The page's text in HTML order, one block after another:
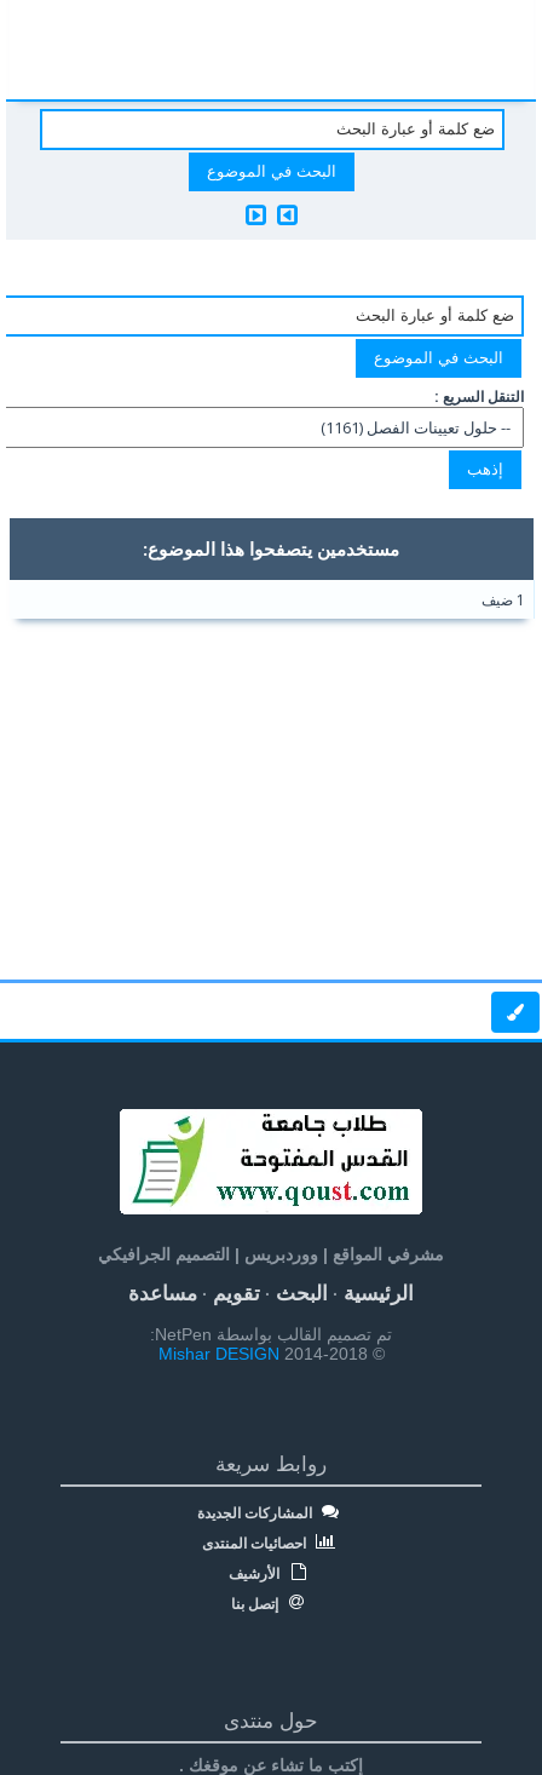
التنقل السريع :
مستخدمين يتصفحوا هذا الموضوع:
مشرفي المواقع | ووردبريس | التصميم الجرافيكي
الرئيسية· البحث· تقويم· مساعدة
تم تصميم القالب بواسطة NetPen:
© 2014-2018
Mishar DESIGN
روابط سريعة
المشاركات الجديدة
احصائيات المنتدى
الأرشيف
إتصل بنا
حول منتدى
إكتب ما تشاء عن موقغك .